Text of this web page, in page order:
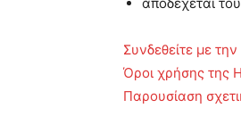
Συνδεθείτε με
Όροι χρήσης της
Παρουσίαση